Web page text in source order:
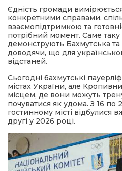
політика
місія
Єдність громади
конкретними справами,
взаємопідтримкою та
потрібний момент. Саме таку
демонструють Бахмутська
доводячи, що для
відстаней.
Сьогодні бахмутські
містах України, але
місцем, де вони можуть
почуватися як удома. З 16 по
гостинному місті відбулися
другі у 2026 році.